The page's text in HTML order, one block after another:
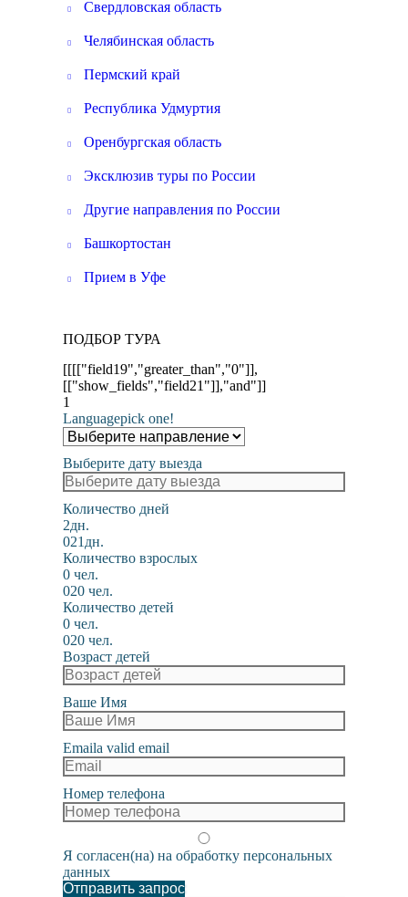
Свердловская область
Челябинская область
Пермский край
Республика Удмуртия
Оренбургская область
Эксклюзив туры по России
Другие направления по России
Башкортостан
Прием в Уфе
ПОДБОР ТУРА
[[[["field19","greater_than","0"]],
[["show_fields","field21"]],"and"]]
1
Languagepick one!
Выберите дату выезда
Количество дней
2дн.
021дн.
Количество взрослых
0 чел.
020 чел.
Количество детей
0 чел.
020 чел.
Возраст детей
Ваше Имя
Emaila valid email
Номер телефона
Я согласен(на) на обработку персональных
данных
Отправить запрос